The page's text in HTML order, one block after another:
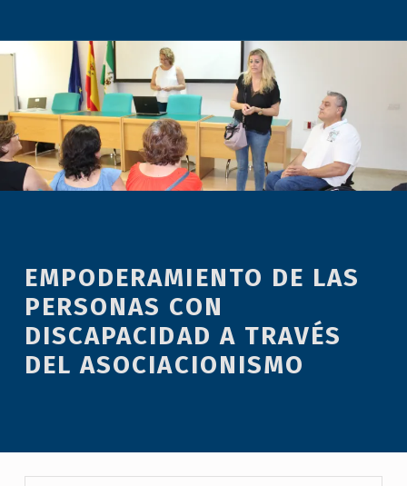
EMPODERAMIENTO DE LAS
PERSONAS CON
DISCAPACIDAD A TRAVÉS
DEL ASOCIACIONISMO